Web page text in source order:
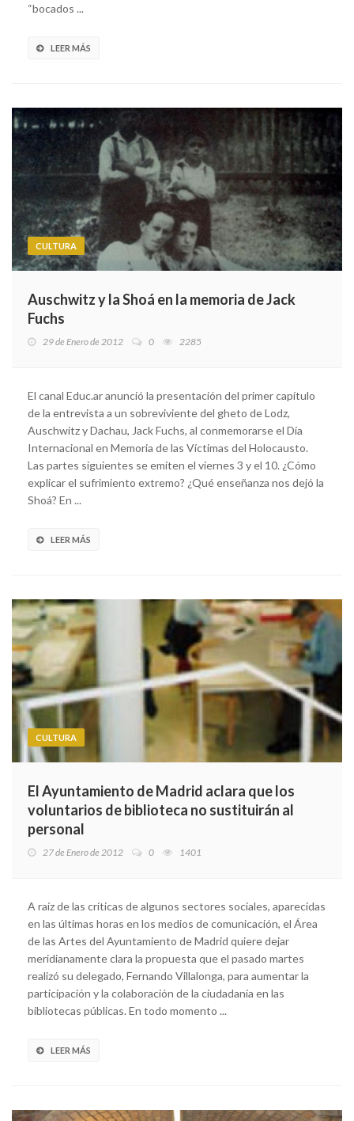
“bocados ...
LEER MÁS
CULTURA
Auschwitz y la Shoá en la memoria de Jack
Fuchs
29 de Enero de 2012 0 2285
El canal Educ.ar anunció la presentación del primer capítulo
de la entrevista a un sobreviviente del gheto de Lodz,
Auschwitz y Dachau, Jack Fuchs, al conmemorarse el Día
Internacional en Memoria de las Víctimas del Holocausto.
Las partes siguientes se emiten el viernes 3 y el 10. ¿Cómo
explicar el sufrimiento extremo? ¿Qué enseñanza nos dejó la
Shoá? En ...
LEER MÁS
CULTURA
El Ayuntamiento de Madrid aclara que los
voluntarios de biblioteca no sustituirán al
personal
27 de Enero de 2012 0 1401
A raíz de las críticas de algunos sectores sociales, aparecidas
en las últimas horas en los medios de comunicación, el Área
de las Artes del Ayuntamiento de Madrid quiere dejar
meridianamente clara la propuesta que el pasado martes
realizó su delegado, Fernando Villalonga, para aumentar la
participación y la colaboración de la ciudadanía en las
bibliotecas públicas. En todo momento ...
LEER MÁS